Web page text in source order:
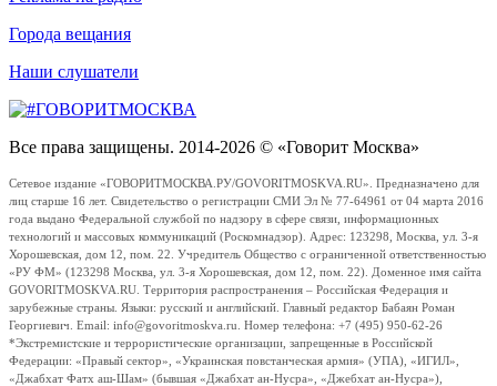
Города вещания
Наши слушатели
Все права защищены. 2014-2026 © «Говорит Москва»
Сетевое издание «ГОВОРИТМОСКВА.РУ/GOVORITMOSKVA.RU». Предназначено для
лиц старше 16 лет. Свидетельство о регистрации СМИ Эл № 77-64961 от 04 марта 2016
года выдано Федеральной службой по надзору в сфере связи, информационных
технологий и массовых коммуникаций (Роскомнадзор). Адрес: 123298, Москва, ул. 3-я
Хорошевская, дом 12, пом. 22. Учредитель Общество с ограниченной ответственностью
«РУ ФМ» (123298 Москва, ул. 3-я Хорошевская, дом 12, пом. 22). Доменное имя сайта
GOVORITMOSKVA.RU. Территория распространения – Российская Федерация и
зарубежные страны. Языки: русский и английский. Главный редактор Бабаян Роман
Георгиевич. Email: info@govoritmoskva.ru. Номер телефона: +7 (495) 950-62-26
*Экстремистские и террористические организации, запрещенные в Российской
Федерации: «Правый сектор», «Украинская повстанческая армия» (УПА), «ИГИЛ»,
«Джабхат Фатх аш-Шам» (бывшая «Джабхат ан-Нусра», «Джебхат ан-Нусра»),